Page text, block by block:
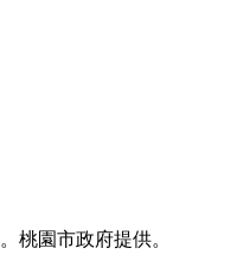
桃園市政府提供。